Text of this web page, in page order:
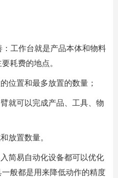
工作台就是产品本体和物料
耗费的地点。
位置和最多放置的数量；
就可以完成产品、工具、物
放置数量。
简易自动化设备都可以优化
般都是用来降低动作的精度